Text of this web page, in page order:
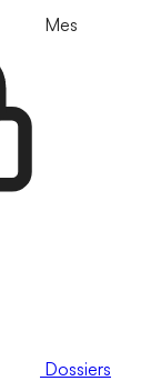
Mes
Dossiers